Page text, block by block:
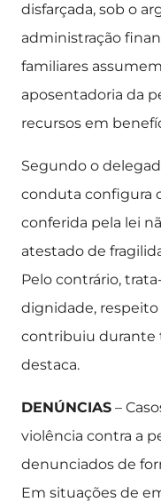
disfarçada, sob o
administração
familiares
aposentadoria da
recursos em
Segundo o
conduta configura
conferida pela lei
atestado de
Pelo contrário,
dignidade, respeito
contribuiu durante
destaca.
DENÚNCIAS –
violência contra a
denunciados de
Em situações de